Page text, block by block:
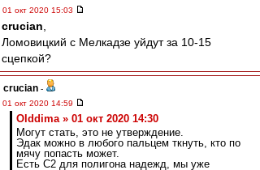
01 окт 2020 15:03
crucian
Ломовицкий с Мелкадзе уйдут за 10-15
сцепкой?
crucian -
01 окт 2020 14:59
Olddima » 01 окт 2020 14:30
Могут стать, это не утверждение.
Эдак можно в любого пальцем ткнуть, кто по
мячу попасть может.
Есть С2 для полигона надежд, мы уже